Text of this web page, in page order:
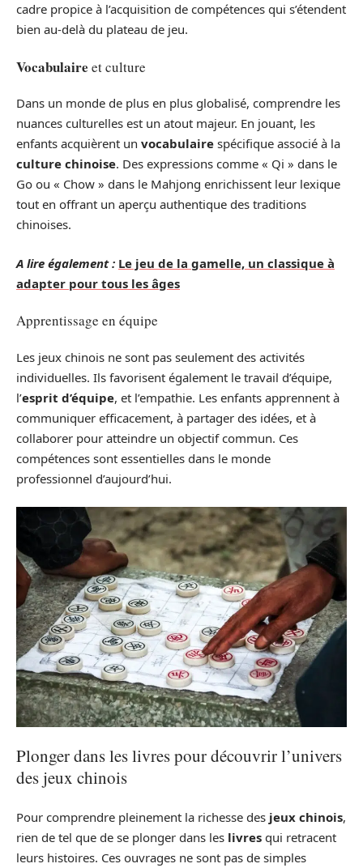
cadre propice à l’acquisition de compétences qui s’étendent
bien au-delà du plateau de jeu.
Vocabulaire et culture
Dans un monde de plus en plus globalisé, comprendre les
nuances culturelles est un atout majeur. En jouant, les
enfants acquièrent un vocabulaire spécifique associé à la
culture chinoise. Des expressions comme « Qi » dans le
Go ou « Chow » dans le Mahjong enrichissent leur lexique
tout en offrant un aperçu authentique des traditions
chinoises.
A lire également : Le jeu de la gamelle, un classique à
adapter pour tous les âges
Apprentissage en équipe
Les jeux chinois ne sont pas seulement des activités
individuelles. Ils favorisent également le travail d’équipe,
l’esprit d’équipe, et l’empathie. Les enfants apprennent à
communiquer efficacement, à partager des idées, et à
collaborer pour atteindre un objectif commun. Ces
compétences sont essentielles dans le monde
professionnel d’aujourd’hui.
Plonger dans les livres pour découvrir l’univers
des jeux chinois
Pour comprendre pleinement la richesse des jeux chinois,
rien de tel que de se plonger dans les livres qui retracent
leurs histoires. Ces ouvrages ne sont pas de simples